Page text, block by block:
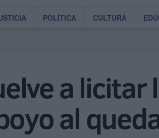
POLÍTICA CULTURA
a licitar
al